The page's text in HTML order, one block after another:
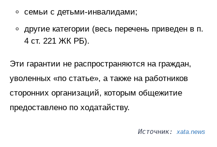
семьи с детьми-инвалидами;
другие категории (весь перечень приведен в п.
4 ст. 221 ЖК РБ).
Эти гарантии не распространяются на граждан,
уволенных «по статье», а также на работников
сторонних организаций, которым общежитие
предоставлено по ходатайству.
Источник:xata.news